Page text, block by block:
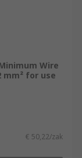
Wire
mm² for use
€ 50,22/zak